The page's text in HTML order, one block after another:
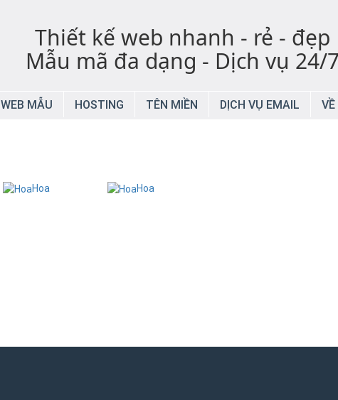
Thiết kế web nhanh - rẻ - đẹp
Mẫu mã đa dạng - Dịch vụ 24/7
WEB MẪU HOSTING TÊN MIỀN DỊCH VỤ EMAIL
Hoa Hoa